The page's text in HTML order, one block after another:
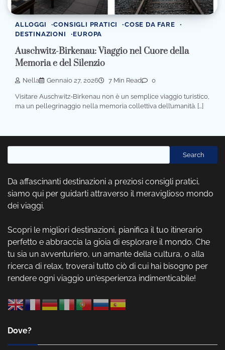
ALLOGGI CONSIGLI PRATICI
COSE DA FARE
DESTINAZIONI
EUROPA
Auschwitz-Birkenau: Viaggio nel Cuore della
Memoria e del Silenzio
Nella Gennaio 27, 2026 7 Min Read 0
Visitare Auschwitz-Birkenau non è un semplice viaggio turistico,
ma un pellegrinaggio nella memoria collettiva dell’umanità. […]
Search
Da affascinanti destinazioni a preziosi consigli pratici,
siamo qui per guidarti attraverso il meraviglioso mondo
dei viaggi.
Scopri le migliori destinazioni, pianifica il tuo itinerario
perfetto e abbraccia la gioia di esplorare il mondo. Che
tu sia un avventuriero, un amante della cultura, o alla
ricerca di relax, troverai tutto ciò di cui hai bisogno per
rendere ogni viaggio un'esperienza indimenticabile!
Dove?